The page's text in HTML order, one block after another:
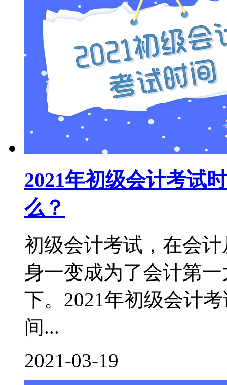
2021年初级会计考试
么？
初级会计考试，在会
身一变成为了会计第
下。2021年初级会计
间...
2021-03-19